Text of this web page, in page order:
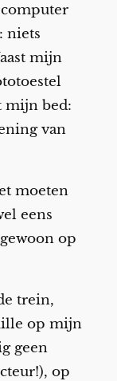
niets
mijn
mijn bed:
van
moeten
eens
op
trein,
op mijn
geen
op